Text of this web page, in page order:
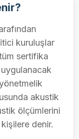
kuruluşlar
sertifika
yönetmelik
akustik
ölçümlerini
denir.